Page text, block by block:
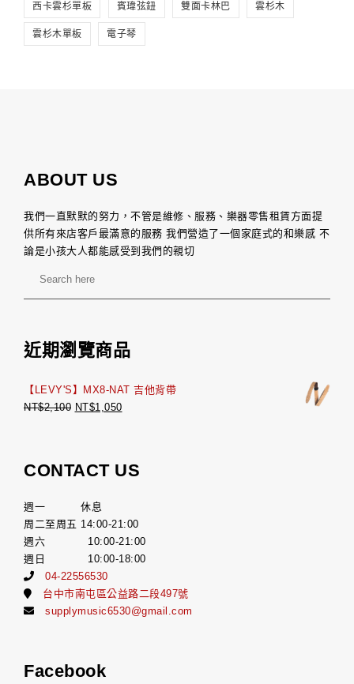
西卡雲杉單板 賓瑋弦鈕 雙面卡林巴 雲杉木
雲杉木單板 電子琴
ABOUT US
我們一直默默的努力，不管是維修、服務、樂器零售租賃方面提
供所有來店客戶最滿意的服務 我們營造了一個家庭式的和樂感 不
論是小孩大人都能感受到我們的親切
近期瀏覽商品
【LEVY'S】MX8-NAT 吉他背帶
NT$2,100 NT$1,050
CONTACT US
週一 休息
周二至周五 14:00-21:00
週六 10:00-21:00
週日 10:00-18:00
04-22556530
台中市南屯區公益路二段497號
supplymusic6530@gmail.com
Facebook